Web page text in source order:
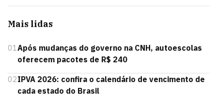
Mais lidas
01Após mudanças do governo na CNH, autoescolas
oferecem pacotes de R$ 240
02IPVA 2026: confira o calendário de vencimento de
cada estado do Brasil